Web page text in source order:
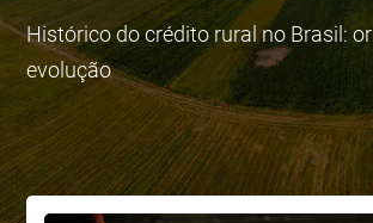
Histórico do crédito rural no Brasil:
evolução